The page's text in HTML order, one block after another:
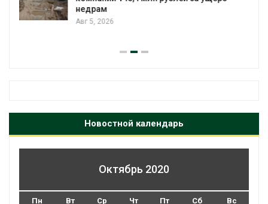
Спасённые от исчезновения крокодилы
всё чаще нападают на жителей
Малайзии
Новостной календарь
Октябрь 2020
Пн Вт Ср Чт Пт Сб Вс